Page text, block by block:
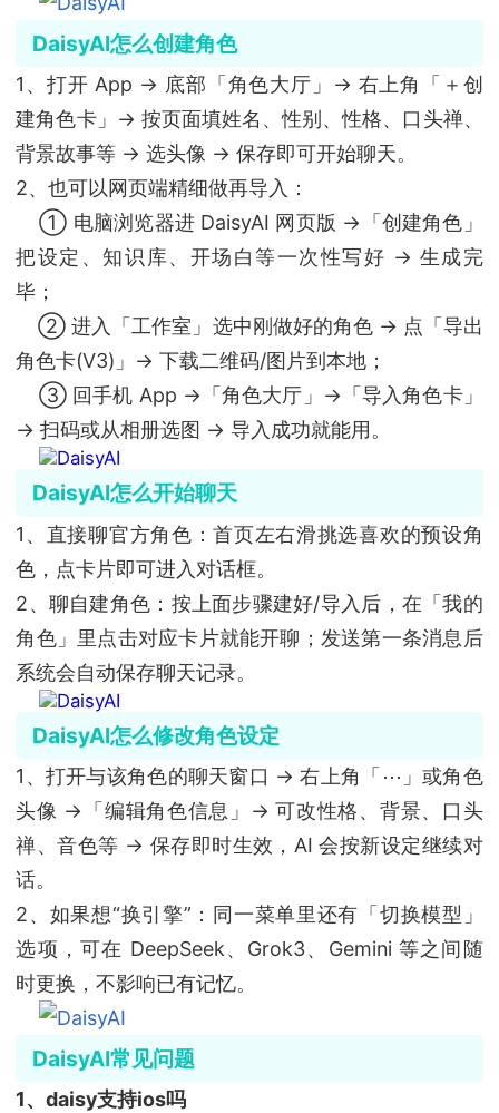
DaisyAI怎么创建角色
1、打开 App → 底部「角色大厅」→ 右上角「＋创
建角色卡」→ 按页面填姓名、性别、性格、口头禅、
背景故事等 → 选头像 → 保存即可开始聊天。
2、也可以网页端精细做再导入：
① 电脑浏览器进 DaisyAI 网页版 →「创建角色」
把设定、知识库、开场白等一次性写好 → 生成完
毕；
② 进入「工作室」选中刚做好的角色 → 点「导出
角色卡(V3)」→ 下载二维码/图片到本地；
③ 回手机 App →「角色大厅」→「导入角色卡」
→ 扫码或从相册选图 → 导入成功就能用。
DaisyAI怎么开始聊天
1、直接聊官方角色：首页左右滑挑选喜欢的预设角
色，点卡片即可进入对话框。
2、聊自建角色：按上面步骤建好/导入后，在「我的
角色」里点击对应卡片就能开聊；发送第一条消息后
系统会自动保存聊天记录。
DaisyAI怎么修改角色设定
1、打开与该角色的聊天窗口 → 右上角「⋯」或角色
头像 →「编辑角色信息」→ 可改性格、背景、口头
禅、音色等 → 保存即时生效，AI 会按新设定继续对
话。
2、如果想“换引擎”：同一菜单里还有「切换模型」
选项，可在 DeepSeek、Grok3、Gemini 等之间随
时更换，不影响已有记忆。
DaisyAI常见问题
1、daisy支持ios吗